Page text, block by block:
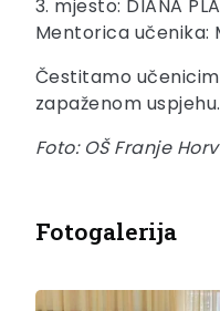
3. mjesto: DIANA
Mentorica učenika:
Čestitamo
zapaženom uspjehu.
Foto: OŠ Franje
Fotogalerija